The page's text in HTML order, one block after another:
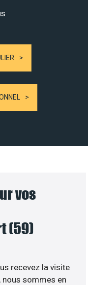
vos
(59)
recevez la visite
nous sommes en